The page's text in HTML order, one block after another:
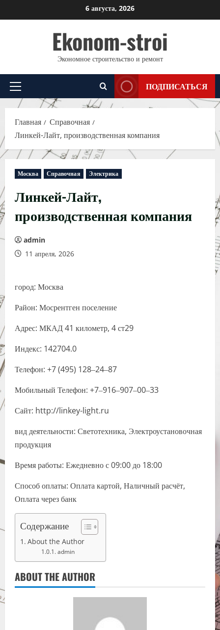
к
6 августа, 2026
Ekonom-stroi
Экономное строительство и ремонт
Основное
меню
ПОДПИСАТЬСЯ
Главная
Справочная
Линкей-Лайт, производственная компания
Москва Справочная Электрика
Линкей-Лайт,
производственная компания
admin
11 апреля, 2026
город: Москва
Район: Мосрентген поселение
Адрес: МКАД 41 километр, 4 ст29
Индекс: 142704.0
Телефон: +7 (495) 128‒24‒87
Мобильный Телефон: +7‒916‒907‒00‒33
Сайт: http://linkey-light.ru
вид деятельности: Светотехника, Электроустановочная
продукция
Время работы: Ежедневно с 09:00 до 18:00
Способ оплаты: Оплата картой, Наличный расчёт,
Оплата через банк
Содержание
About the Author
admin
ABOUT THE AUTHOR